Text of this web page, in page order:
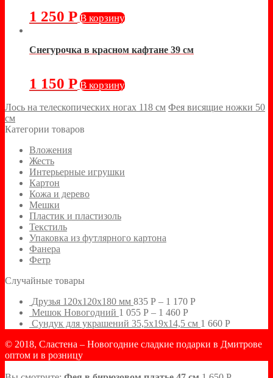
1 250 Р В корзину
Снегурочка в красном кафтане 39 см
1 150 Р В корзину
Лось на телескопических ногах 118 см Фея висящие ножки 50
см
Категории товаров
Вложения
Жесть
Интерьерные игрушки
Картон
Кожа и дерево
Мешки
Пластик и пластизоль
Текстиль
Упаковка из футлярного картона
Фанера
Фетр
Случайные товары
Друзья 120х120х180 мм 835 Р – 1 170 Р
Мешок Новогодний 1 055 Р – 1 460 Р
Сундук для украшений 35,5х19х14,5 см 1 660 Р
© 2018, Сластена – Новогодние сладкие подарки в Дмитрове
оптом и в розницу